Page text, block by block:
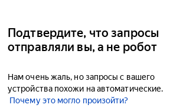
Подтвердите, что запросы
отправляли вы, а не робот
Нам очень жаль, но запросы с вашего
устройства похожи на автоматические.
Почему это могло произойти?